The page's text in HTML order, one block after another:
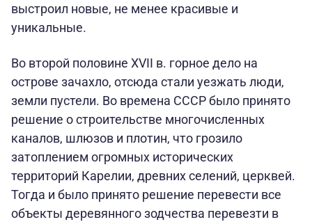
выстроил новые, не менее красивые и
уникальные.
Во второй половине XVII в. горное дело на
острове зачахло, отсюда стали уезжать люди,
земли пустели. Во времена СССР было принято
решение о строительстве многочисленных
каналов, шлюзов и плотин, что грозило
затоплением огромных исторических
территорий Карелии, древних селений, церквей.
Тогда и было принято решение перевести все
объекты деревянного зодчества перевезти в